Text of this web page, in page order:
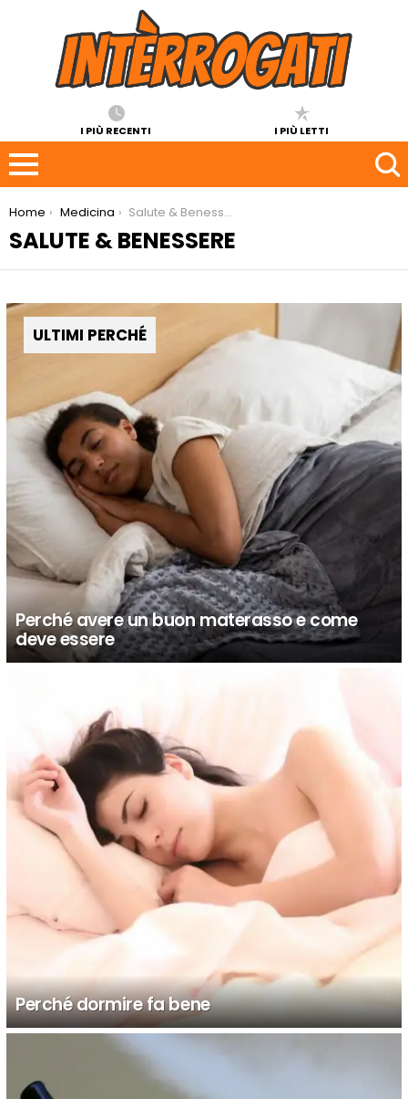
I PIÙ RECENTI I PIÙ LETTI
You are here:
Home Medicina Salute & Benessere
SALUTE & BENESSERE
ULTIMI PERCHÉ
Perché avere un buon materasso e come
deve essere
Perché dormire fa bene